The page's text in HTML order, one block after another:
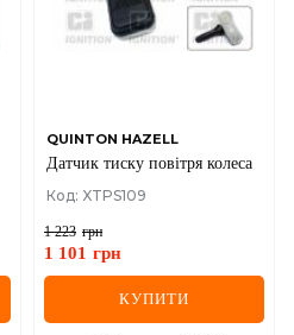
QUINTON HAZELL
Датчик тиску повiтря колеса
Код: XTPS109
1 223 грн
1 101 грн
КУПИТИ